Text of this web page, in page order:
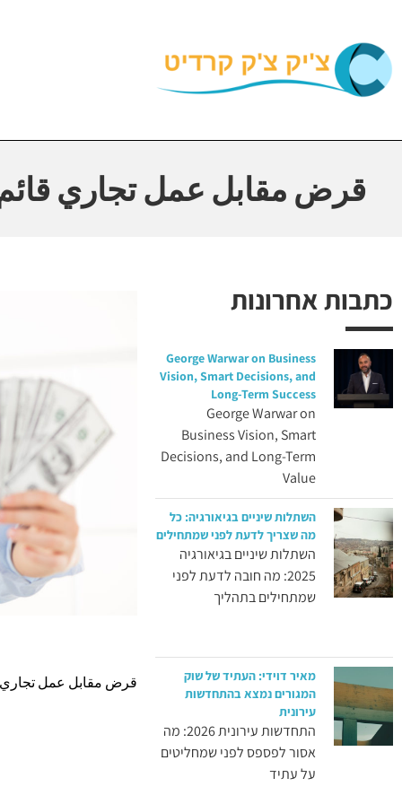
قرض مقابل عمل تجاري
כתבות אחרונות
George Warwar on Business
Vision, Smart Decisions, and
Long-Term Success
George Warwar on
Business Vision, Smart
Decisions, and Long-Term
Value
השתלות שיניים בגיאורגיה: כל
מה שצריך לדעת לפני שמתחילים
השתלות שיניים בגיאורגיה
2025: מה חובה לדעת לפני
שמתחילים בתהליך
מאיר דוידי: העתיד של שוק
המגורים נמצא בהתחדשות
עירונית
התחדשות עירונית 2026: מה
אסור לפספס לפני שמחליטים
על עתיד
قرض مقابل عمل تجاري